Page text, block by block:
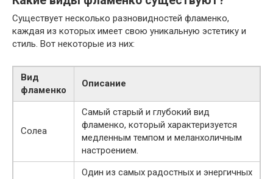
Существует несколько разновидностей фламенко,
каждая из которых имеет свою уникальную эстетику и
стиль. Вот некоторые из них:
Вид
фламенко
Описание
Солеа
Самый старый и глубокий вид
фламенко, который характеризуется
медленным темпом и меланхоличным
настроением.
Один из самых радостных и энергичных